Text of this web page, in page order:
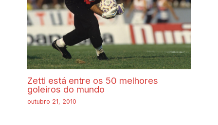
Zetti está entre os 50 melhores
goleiros do mundo
outubro 21, 2010